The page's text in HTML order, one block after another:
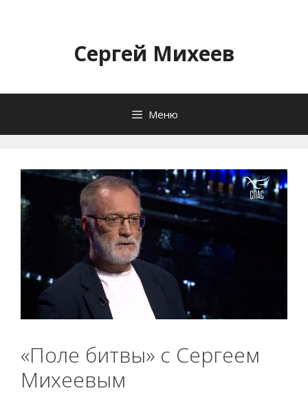
содержимомуСергей Михеев
Меню
«Поле битвы» с Сергеем
Михеевым